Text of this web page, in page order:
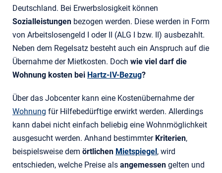
Deutschland. Bei Erwerbslosigkeit können
Sozialleistungen bezogen werden. Diese werden in Form
von Arbeitslosengeld I oder II (ALG I bzw. II) ausbezahlt.
Neben dem Regelsatz besteht auch ein Anspruch auf die
Übernahme der Mietkosten. Doch wie viel darf die
Wohnung kosten bei Hartz-IV-Bezug?
Über das Jobcenter kann eine Kostenübernahme der
Wohnung für Hilfebedürftige erwirkt werden. Allerdings
kann dabei nicht einfach beliebig eine Wohnmöglichkeit
ausgesucht werden. Anhand bestimmter Kriterien,
beispielsweise dem örtlichen Mietspiegel, wird
entschieden, welche Preise als angemessen gelten und